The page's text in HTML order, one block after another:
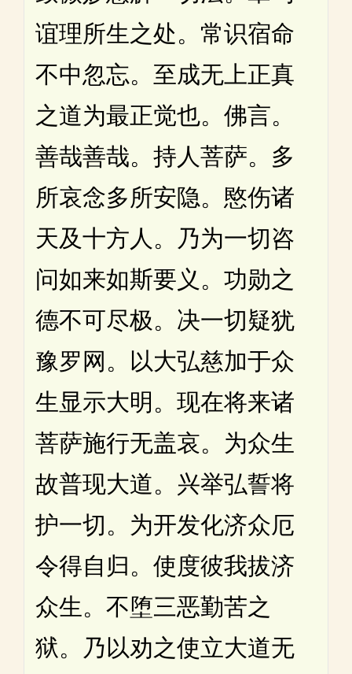
谊理所生之处。常识宿命
不中忽忘。至成无上正真
之道为最正觉也。佛言。
善哉善哉。持人菩萨。多
所哀念多所安隐。愍伤诸
天及十方人。乃为一切咨
问如来如斯要义。功勋之
德不可尽极。决一切疑犹
豫罗网。以大弘慈加于众
生显示大明。现在将来诸
菩萨施行无盖哀。为众生
故普现大道。兴举弘誓将
护一切。为开发化济众厄
令得自归。使度彼我拔济
众生。不堕三恶勤苦之
狱。乃以劝之使立大道无